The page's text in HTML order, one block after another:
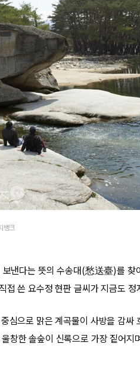
뱅크
낸다는 뜻의 수송대(愁送臺)를 찾
쓴 요수정 현판 글씨가 지금도 정
심으로 맑은 계곡물이 사방을 감싸
창한 솔숲이 신록으로 가장 짙어지